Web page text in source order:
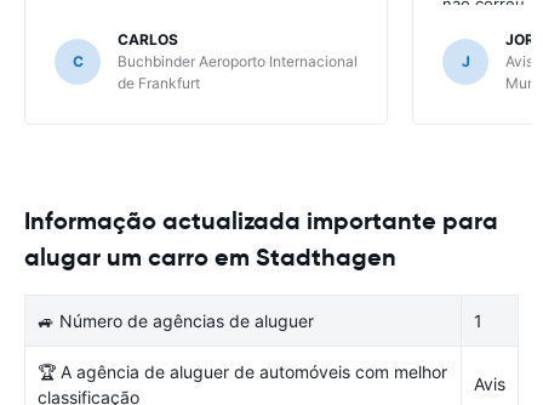
C
CARLOS
Buchbinder Aeroporto Internacional
de Frankfurt
J
Avis
Informação actualizada importante para
alugar um carro em Stadthagen
🚙 Número de agências de aluguer 1
🏆 A agência de aluguer de automóveis com melhor
classificação
Avis